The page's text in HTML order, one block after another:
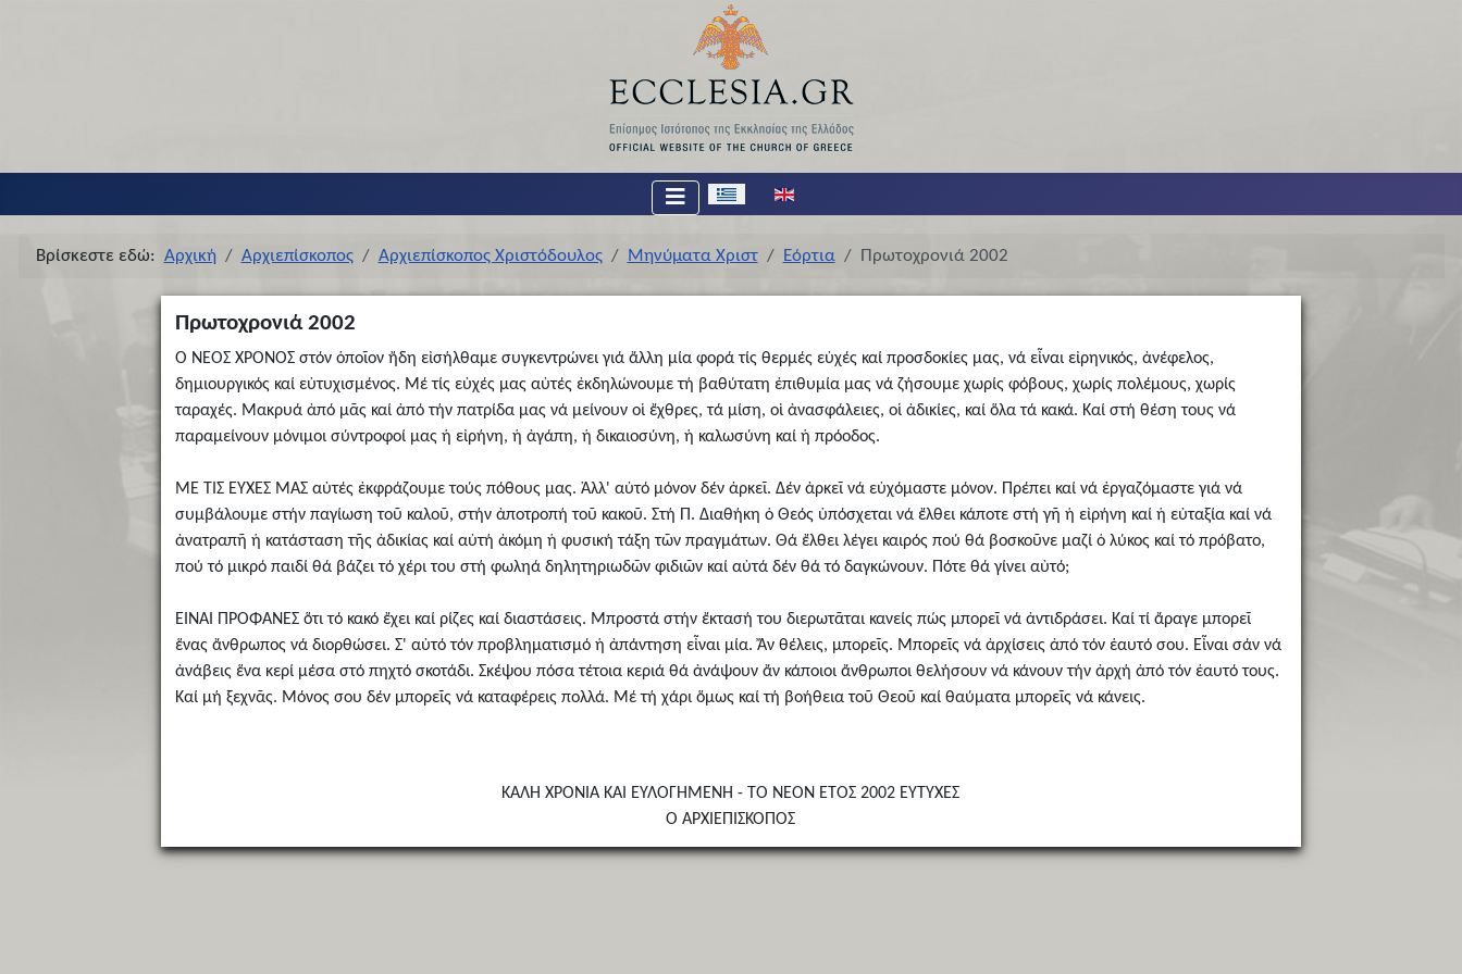
Επιλέξτε τη γλώσσα σας
Βρίσκεστε εδώ: Αρχική Αρχιεπίσκοπος Αρχιεπίσκοπος Χριστόδουλος Μηνύματα Χριστ Εόρτια Πρωτοχρονιά 2002
Πρωτοχρονιά 2002
Ο ΝΕΟΣ ΧΡΟΝΟΣ στόν ὁποῖον ἤδη εἰσήλθαμε συγκεντρώνει γιά ἄλλη μία φορά τίς θερμές εὐχές καί προσδοκίες μας, νά εἶναι εἰρηνικός, ἀνέφελος,
δημιουργικός καί εὐτυχισμένος. Μέ τίς εὐχές μας αὐτές ἐκδηλώνουμε τή βαθύτατη ἐπιθυμία μας νά ζήσουμε χωρίς φόβους, χωρίς πολέμους, χωρίς
ταραχές. Μακρυά ἀπό μᾶς καί ἀπό τήν πατρίδα μας νά μείνουν οἱ ἔχθρες, τά μίση, οἱ ἀνασφάλειες, οἱ ἀδικίες, καί ὅλα τά κακά. Καί στή θέση τους νά
παραμείνουν μόνιμοι σύντροφοί μας ἡ εἰρήνη, ἡ ἀγάπη, ἡ δικαιοσύνη, ἡ καλωσύνη καί ἡ πρόοδος.
ΜΕ ΤΙΣ ΕΥΧΕΣ ΜΑΣ αὐτές ἐκφράζουμε τούς πόθους μας. Ἀλλ' αὐτό μόνον δέν ἀρκεῖ. Δέν ἀρκεῖ νά εὐχόμαστε μόνον. Πρέπει καί νά ἐργαζόμαστε γιά νά
συμβάλουμε στήν παγίωση τοῦ καλοῦ, στήν ἀποτροπή τοῦ κακοῦ. Στή Π. Διαθήκη ὁ Θεός ὑπόσχεται νά ἔλθει κάποτε στή γῆ ἡ εἰρήνη καί ἡ εὐταξία καί νά
ἀνατραπῆ ἡ κατάσταση τῆς ἀδικίας καί αὐτή ἀκόμη ἡ φυσική τάξη τῶν πραγμάτων. Θά ἔλθει λέγει καιρός πού θά βοσκοῦνε μαζί ὁ λύκος καί τό πρόβατο,
πού τό μικρό παιδί θά βάζει τό χέρι του στή φωληά δηλητηριωδῶν φιδιῶν καί αὐτά δέν θά τό δαγκώνουν. Πότε θά γίνει αὐτό;
ΕΙΝΑΙ ΠΡΟΦΑΝΕΣ ὅτι τό κακό ἔχει καί ρίζες καί διαστάσεις. Μπροστά στήν ἔκτασή του διερωτᾶται κανείς πώς μπορεῖ νά ἀντιδράσει. Καί τί ἄραγε μπορεῖ
ἕνας ἄνθρωπος νά διορθώσει. Σ' αὐτό τόν προβληματισμό ἡ ἀπάντηση εἶναι μία. Ἄν θέλεις, μπορεῖς. Μπορεῖς νά ἀρχίσεις ἀπό τόν ἑαυτό σου. Εἶναι σάν νά
ἀνάβεις ἕνα κερί μέσα στό πηχτό σκοτάδι. Σκέψου πόσα τέτοια κεριά θά ἀνάψουν ἄν κάποιοι ἄνθρωποι θελήσουν νά κάνουν τήν ἀρχή ἀπό τόν ἑαυτό τους.
Καί μή ξεχνᾶς. Μόνος σου δέν μπορεῖς νά καταφέρεις πολλά. Μέ τή χάρι ὅμως καί τή βοήθεια τοῦ Θεοῦ καί θαύματα μπορεῖς νά κάνεις.
ΚΑΛΗ ΧΡΟΝΙΑ ΚΑΙ ΕΥΛΟΓΗΜΕΝΗ - ΤΟ ΝΕΟΝ ΕΤΟΣ 2002 ΕΥΤΥΧΕΣ
Ο ΑΡΧΙΕΠΙΣΚΟΠΟΣ